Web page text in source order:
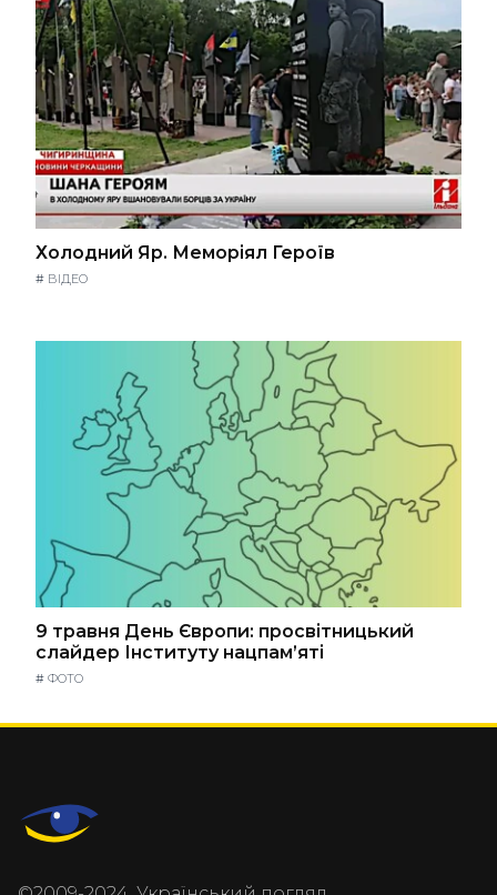
Холодний Яр. Меморіял Героїв
# ВІДЕО
9 травня День Європи: просвітницький
слайдер Інституту нацпам’яті
# ФОТО